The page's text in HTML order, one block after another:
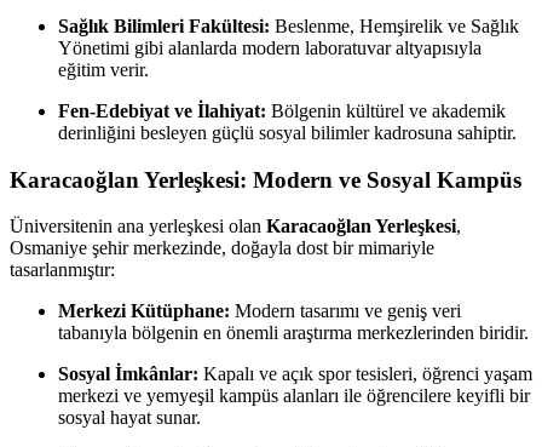
Sağlık Bilimleri Fakültesi: Beslenme, Hemşirelik ve Sağlık
Yönetimi gibi alanlarda modern laboratuvar altyapısıyla
eğitim verir.
Fen-Edebiyat ve İlahiyat: Bölgenin kültürel ve akademik
derinliğini besleyen güçlü sosyal bilimler kadrosuna sahiptir.
Karacaoğlan Yerleşkesi: Modern ve Sosyal Kampüs
Üniversitenin ana yerleşkesi olan Karacaoğlan Yerleşkesi,
Osmaniye şehir merkezinde, doğayla dost bir mimariyle
tasarlanmıştır:
Merkezi Kütüphane: Modern tasarımı ve geniş veri
tabanıyla bölgenin en önemli araştırma merkezlerinden biridir.
Sosyal İmkânlar: Kapalı ve açık spor tesisleri, öğrenci yaşam
merkezi ve yemyeşil kampüs alanları ile öğrencilere keyifli bir
sosyal hayat sunar.